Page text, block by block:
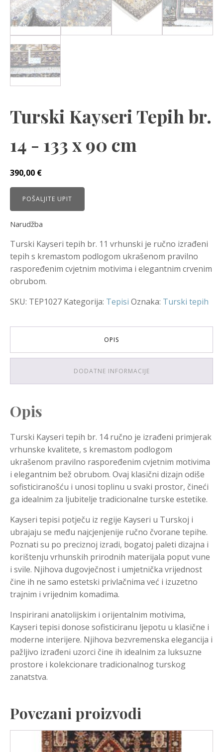
Turski Kayseri Tepih br.
14 - 133 x 90 cm
390,00 €
POŠALJITE UPIT
Narudžba
Turski Kayseri tepih br. 11 vrhunski je ručno izrađeni
tepih s kremastom podlogom ukrašenom pravilno
raspoređenim cvjetnim motivima i elegantnim crvenim
obrubom.
SKU: TEP1027 Kategorija: Tepisi Oznaka: Turski tepih
OPIS
DODATNE INFORMACIJE
Opis
Turski Kayseri tepih br. 14 ručno je izrađeni primjerak
vrhunske kvalitete, s kremastom podlogom
ukrašenom pravilno raspoređenim cvjetnim motivima
i elegantnim bež obrubom. Ovaj klasični dizajn odiše
sofisticiranošću i unosi toplinu u svaki prostor, čineći
ga idealnim za ljubitelje tradicionalne turske estetike.
Kayseri tepisi potječu iz regije Kayseri u Turskoj i
ubrajaju se među najcjenjenije ručno čvorane tepihe.
Poznati su po preciznoj izradi, bogatoj paleti dizajna i
korištenju vrhunskih prirodnih materijala poput vune
i svile. Njihova dugovječnost i umjetnička vrijednost
čine ih ne samo estetski privlačnima već i izuzetno
trajnim i vrijednim komadima.
Inspirirani anatolijskim i orijentalnim motivima,
Kayseri tepisi donose sofisticiranu ljepotu u klasične i
moderne interijere. Njihova bezvremenska elegancija i
pažljivo izrađeni uzorci čine ih idealnim za luksuzne
prostore i kolekcionare tradicionalnog turskog
zanatstva.
Povezani proizvodi